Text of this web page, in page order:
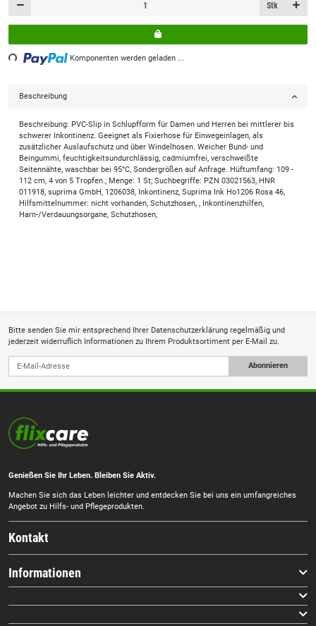
Stk
Komponenten werden geladen ...
Beschreibung
Beschreibung: PVC-Slip in Schlupfform für Damen und Herren bei mittlerer bis
schwerer Inkontinenz. Geeignet als Fixierhose für Einwegeinlagen, als
zusätzlicher Auslaufschutz und über Windelhosen. Weicher Bund- und
Beingummi, feuchtigkeitsundurchlässig, cadmiumfrei, verschweißte
Seitennähte, waschbar bei 95°C, Sondergrößen auf Anfrage. Hüftumfang: 109 -
112 cm, 4 von 5 Tropfen.; Menge: 1 St; Suchbegriffe: PZN 03021563, HNR
011918, suprima GmbH, 1206038, Inkontinenz, Suprima Ink Ho1206 Rosa 46,
Hilfsmittelnummer: nicht vorhanden, Schutzhosen, , Inkontinenzhilfen,
Harn-/Verdauungsorgane, Schutzhosen,
Bitte senden Sie mir entsprechend Ihrer Datenschutzerklärung regelmäßig und
jederzeit widerruflich Informationen zu Ihrem Produktsortiment per E-Mail zu.
Abonnieren
Genießen Sie Ihr Leben. Bleiben Sie Aktiv.
Machen Sie sich das Leben leichter und entdecken Sie bei uns ein umfangreiches
Angebot zu Hilfs- und Pflegeprodukten.
Kontakt
Informationen